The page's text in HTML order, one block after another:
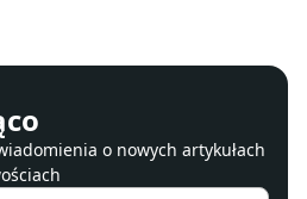
o nowych artykułach